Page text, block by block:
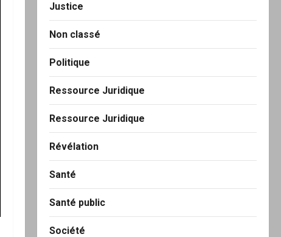
Justice
Non classé
Politique
Ressource Juridique
Ressource Juridique
Révélation
Santé
Santé public
Société